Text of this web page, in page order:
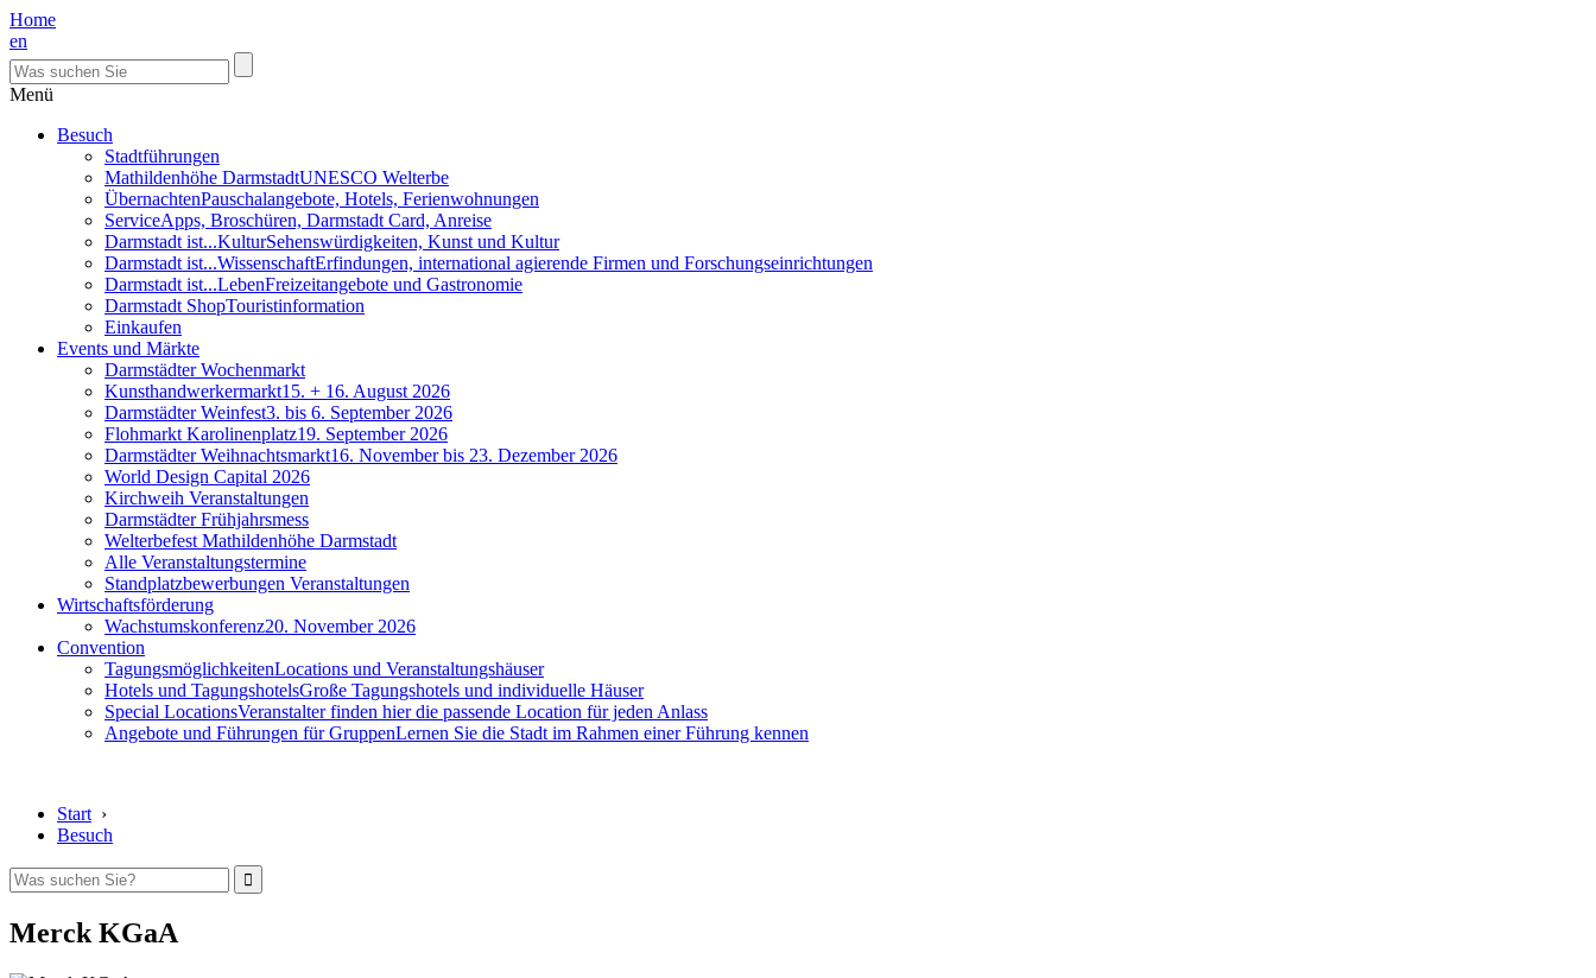
Home
en
Menü
Besuch
Stadtführungen
Mathildenhöhe DarmstadtUNESCO Welterbe
ÜbernachtenPauschalangebote, Hotels, Ferienwohnungen
ServiceApps, Broschüren, Darmstadt Card, Anreise
Darmstadt ist...KulturSehenswürdigkeiten, Kunst und Kultur
Darmstadt ist...WissenschaftErfindungen, international agierende Firmen und Forschungseinrichtungen
Darmstadt ist...LebenFreizeitangebote und Gastronomie
Darmstadt ShopTouristinformation
Einkaufen
Events und Märkte
Darmstädter Wochenmarkt
Kunsthandwerkermarkt15. + 16. August 2026
Darmstädter Weinfest3. bis 6. September 2026
Flohmarkt Karolinenplatz19. September 2026
Darmstädter Weihnachtsmarkt16. November bis 23. Dezember 2026
World Design Capital 2026
Kirchweih Veranstaltungen
Darmstädter Frühjahrsmess
Welterbefest Mathildenhöhe Darmstadt
Alle Veranstaltungstermine
Standplatzbewerbungen Veranstaltungen
Wirtschaftsförderung
Wachstumskonferenz20. November 2026
Convention
TagungsmöglichkeitenLocations und Veranstaltungshäuser
Hotels und TagungshotelsGroße Tagungshotels und individuelle Häuser
Special LocationsVeranstalter finden hier die passende Location für jeden Anlass
Angebote und Führungen für GruppenLernen Sie die Stadt im Rahmen einer Führung kennen
Start ›
Besuch
Merck KGaA